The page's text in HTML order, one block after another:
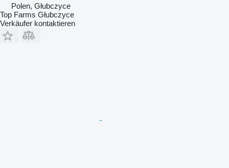
Polen, Głubczyce
Top Farms Głubczyce
Verkäufer kontaktieren